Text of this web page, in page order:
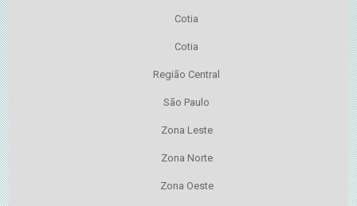
Cotia
Cotia
Região Central
São Paulo
Zona Leste
Zona Norte
Zona Oeste